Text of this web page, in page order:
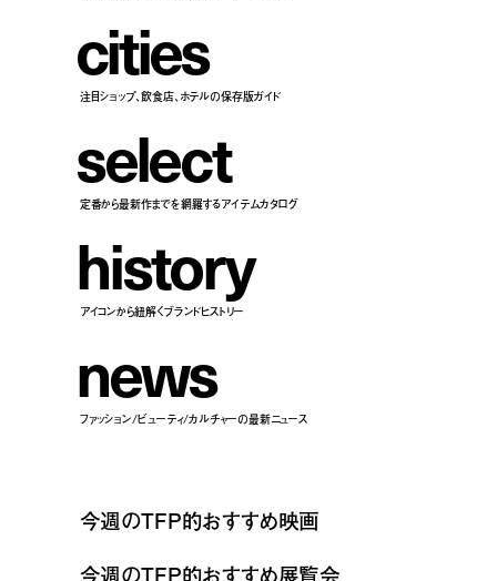
cities
注目ショップ、飲食店、ホテルの保存版ガイド
select
定番から最新作までを網羅するアイテムカタログ
history
アイコンから紐解くブランドヒストリー
news
ファッション/ビューティ/カルチャーの最新ニュース
今週のTFP的おすすめ映画